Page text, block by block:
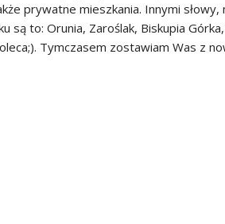
prywatne mieszkania. Innymi
to: Orunia, Zaroślak, Biskupia
Tymczasem zostawiam Was z